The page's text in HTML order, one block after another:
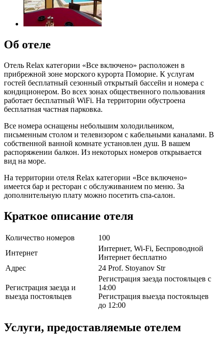
Об отеле
Отель Relax категории «Все включено» расположен в
прибрежной зоне морского курорта Поморие. К услугам
гостей бесплатный сезонный открытый бассейн и номера с
кондиционером. Во всех зонах общественного пользования
работает бесплатный WiFi. На территории обустроена
бесплатная частная парковка.
Все номера оснащены небольшим холодильником,
письменным столом и телевизором с кабельными каналами. В
собственной ванной комнате установлен душ. В вашем
распоряжении балкон. Из некоторых номеров открывается
вид на море.
На территории отеля Relax категории «Все включено»
имеется бар и ресторан с обслуживанием по меню. За
дополнительную плату можно посетить спа-салон.
Краткое описание отеля
Количество номеров
100
Интернет
Интернет, Wi-Fi, Беспроводной
Интернет бесплатно
Адрес
24 Prof. Stoyanov Str
Регистрация заезда и
выезда постояльцев
Регистрация заезда постояльцев с
14:00
Регистрация выезда постояльцев
до 12:00
Услуги, предоставляемые отелем